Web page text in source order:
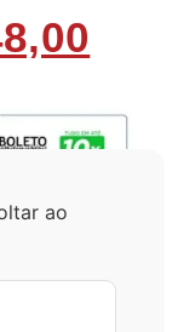
ao